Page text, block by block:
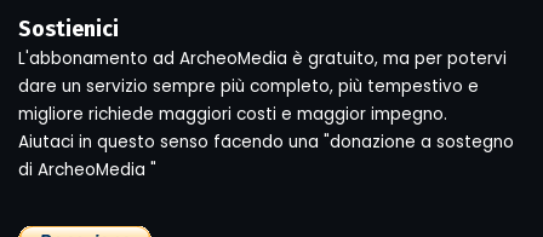
Sostienici
L'abbonamento ad ArcheoMedia è gratuito, ma per potervi
dare un servizio sempre più completo, più tempestivo e
migliore richiede maggiori costi e maggior impegno.
Aiutaci in questo senso facendo una "donazione a sostegno
di ArcheoMedia "